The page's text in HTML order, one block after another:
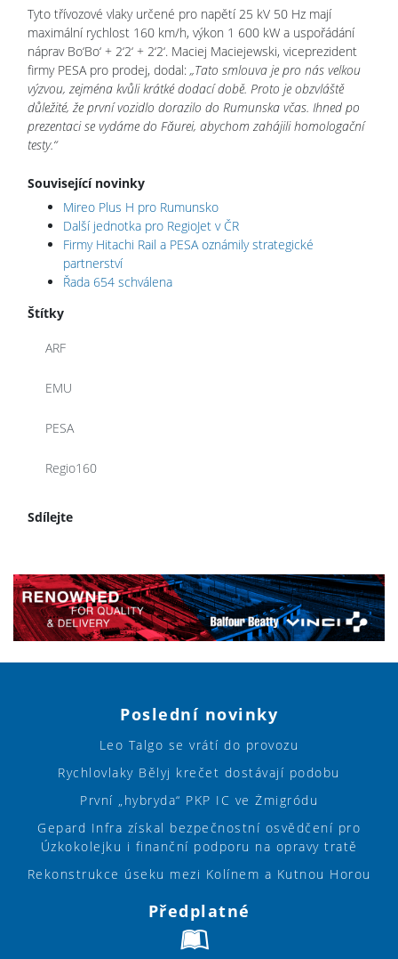
Tyto třívozové vlaky určené pro napětí 25 kV 50 Hz mají
maximální rychlost 160 km/h, výkon 1 600 kW a uspořádání
náprav Bo‘Bo‘ + 2‘2‘ + 2‘2‘. Maciej Maciejewski, viceprezident
firmy PESA pro prodej, dodal: „Tato smlouva je pro nás velkou
výzvou, zejména kvůli krátké dodací době. Proto je obzvláště
důležité, že první vozidlo dorazilo do Rumunska včas. Ihned po
prezentaci se vydáme do Făurei, abychom zahájili homologační
testy.“
Související novinky
Mireo Plus H pro Rumunsko
Další jednotka pro RegioJet v ČR
Firmy Hitachi Rail a PESA oznámily strategické
partnerství
Řada 654 schválena
Štítky
ARF
EMU
PESA
Regio160
Sdílejte
Poslední novinky
Leo Talgo se vrátí do provozu
Rychlovlaky Bělyj krečet dostávají podobu
První „hybryda“ PKP IC ve Żmigródu
Gepard Infra získal bezpečnostní osvědčení pro
Úzkokolejku i finanční podporu na opravy tratě
Rekonstrukce úseku mezi Kolínem a Kutnou Horou
Předplatné